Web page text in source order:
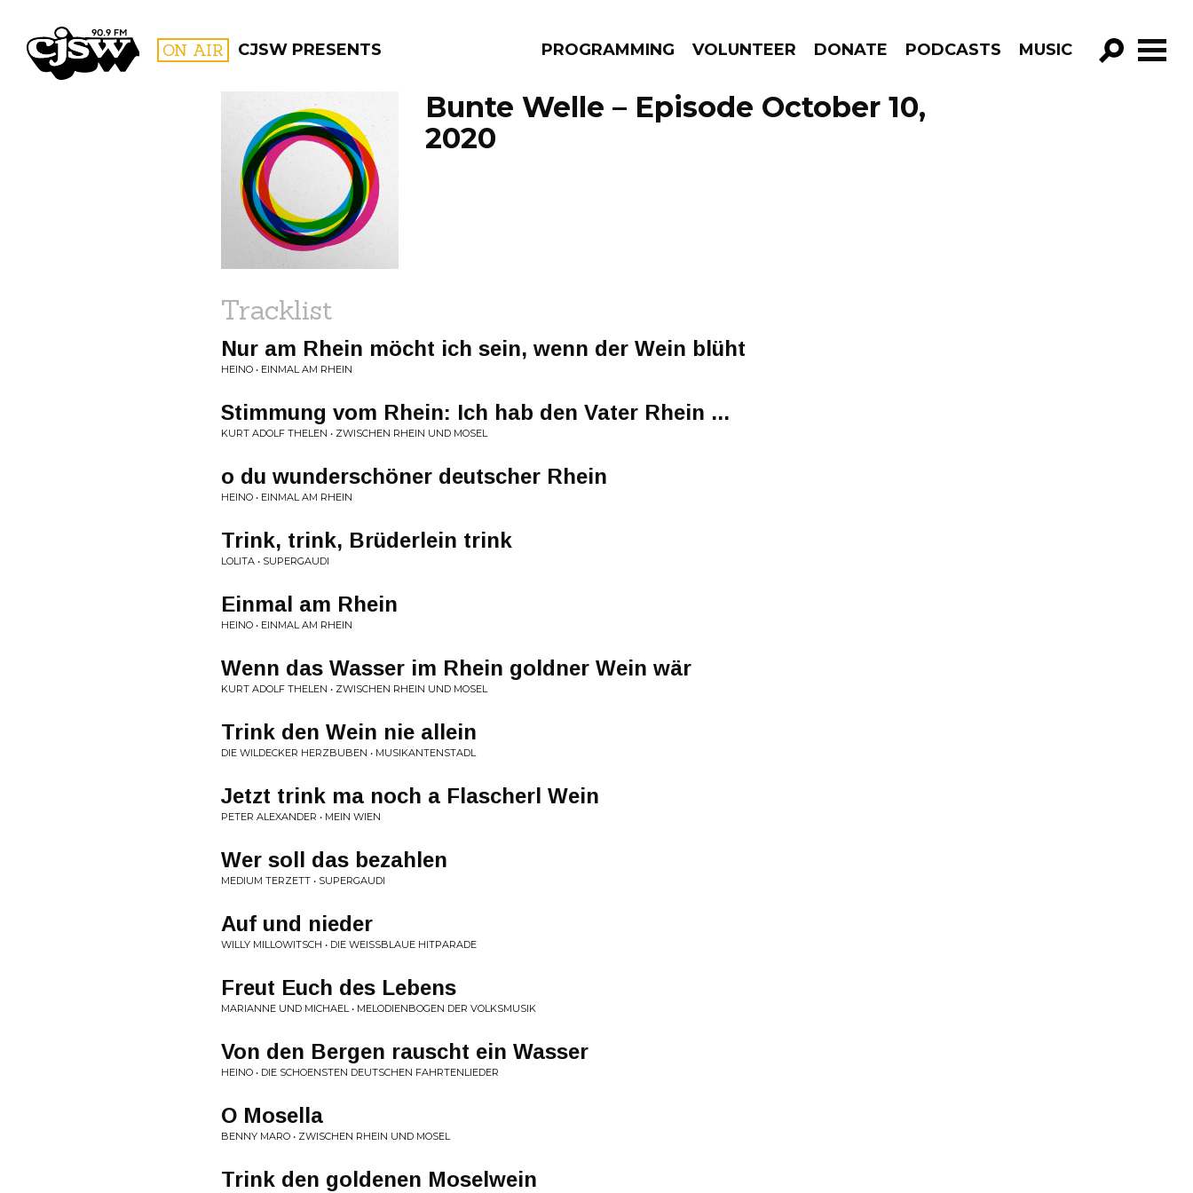
CJSW ON AIR CJSW PRESENTS PROGRAMMING VOLUNTEER DONATE PODCASTS MUSIC
GO!
FILTER BY:
PROGRAMS
Bunte Welle – Episode October 10,
2020
Tracklist
Nur am Rhein möcht ich sein, wenn der Wein blüht
HEINO • EINMAL AM RHEIN
Stimmung vom Rhein: Ich hab den Vater Rhein ...
KURT ADOLF THELEN • ZWISCHEN RHEIN UND MOSEL
o du wunderschöner deutscher Rhein
HEINO • EINMAL AM RHEIN
Trink, trink, Brüderlein trink
LOLITA • SUPERGAUDI
Einmal am Rhein
HEINO • EINMAL AM RHEIN
Wenn das Wasser im Rhein goldner Wein wär
KURT ADOLF THELEN • ZWISCHEN RHEIN UND MOSEL
Trink den Wein nie allein
DIE WILDECKER HERZBUBEN • MUSIKANTENSTADL
Jetzt trink ma noch a Flascherl Wein
PETER ALEXANDER • MEIN WIEN
Wer soll das bezahlen
MEDIUM TERZETT • SUPERGAUDI
Auf und nieder
WILLY MILLOWITSCH • DIE WEISSBLAUE HITPARADE
Freut Euch des Lebens
MARIANNE UND MICHAEL • MELODIENBOGEN DER VOLKSMUSIK
Von den Bergen rauscht ein Wasser
HEINO • DIE SCHOENSTEN DEUTSCHEN FAHRTENLIEDER
O Mosella
BENNY MARO • ZWISCHEN RHEIN UND MOSEL
Trink den goldenen Moselwein